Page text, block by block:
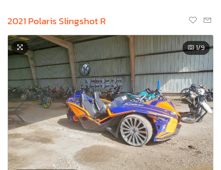
2021 Polaris Slingshot R
1/9